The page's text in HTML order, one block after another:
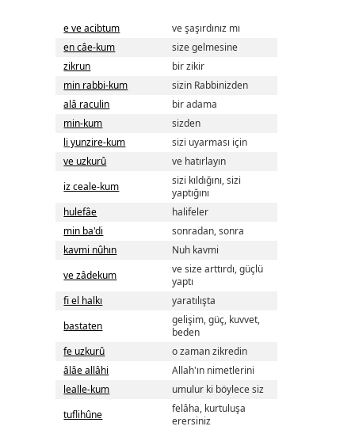
e ve acibtum
ve şaşırdınız mı
en câe-kum
size gelmesine
zikrun
bir zikir
min rabbi-kum
sizin Rabbinizden
alâ raculin
bir adama
min-kum
sizden
li yunzire-kum
sizi uyarması için
ve uzkurû
ve hatırlayın
iz ceale-kum
sizi kıldığını, sizi
yaptığını
hulefâe
halifeler
min ba'di
sonradan, sonra
kavmi nûhın
Nuh kavmi
ve zâdekum
ve size arttırdı, güçlü
yaptı
fi el halkı
yaratılışta
bastaten
gelişim, güç, kuvvet,
beden
fe uzkurû
o zaman zikredin
âlâe allâhi
Allah'ın nimetlerini
lealle-kum
umulur ki böylece siz
tuflihûne
felâha, kurtuluşa
erersiniz